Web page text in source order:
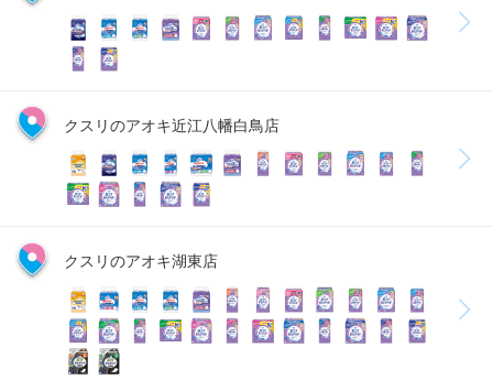
クスリのアオキ近江八幡白鳥店
クスリのアオキ湖東店